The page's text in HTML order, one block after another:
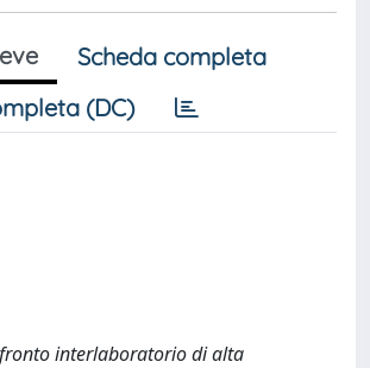
Scheda completa
(DC)
interlaboratorio di alta